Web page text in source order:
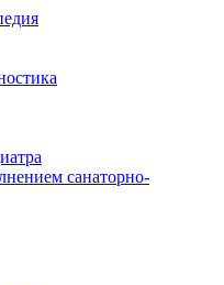
санаторно-